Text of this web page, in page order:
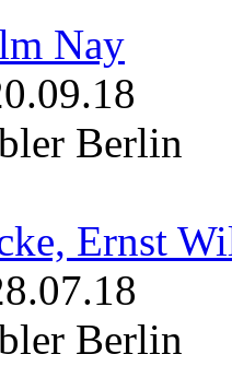
Nay
Berlin
Ernst
Berlin